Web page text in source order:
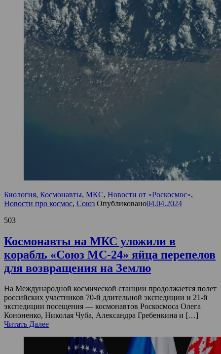
Биология, Космонавты, МКС, Новости от «Роскосмос»,
Новости про космос, Союз Опубликовано04.04.2024
503
Космонавты на МКС уложили в
корабль «Союз МС-24» яйца перепелов
для возвращения на Землю
На Международной космической станции продолжается полет
российских участников 70-й длительной экспедиции и 21-й
экспедиции посещения — космонавтов Роскосмоса Олега
Кононенко, Николая Чуба, Александра Гребенкина и […]
Читать Далее